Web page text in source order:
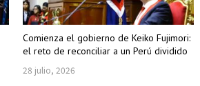
Comienza el gobierno de Keiko Fujimori:
el reto de reconciliar a un Perú dividido
28 julio, 2026